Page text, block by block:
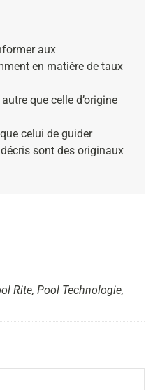
aux
en matière de taux
que celle d’origine
celui de guider
sont des originaux
Rite, Pool Technologie,